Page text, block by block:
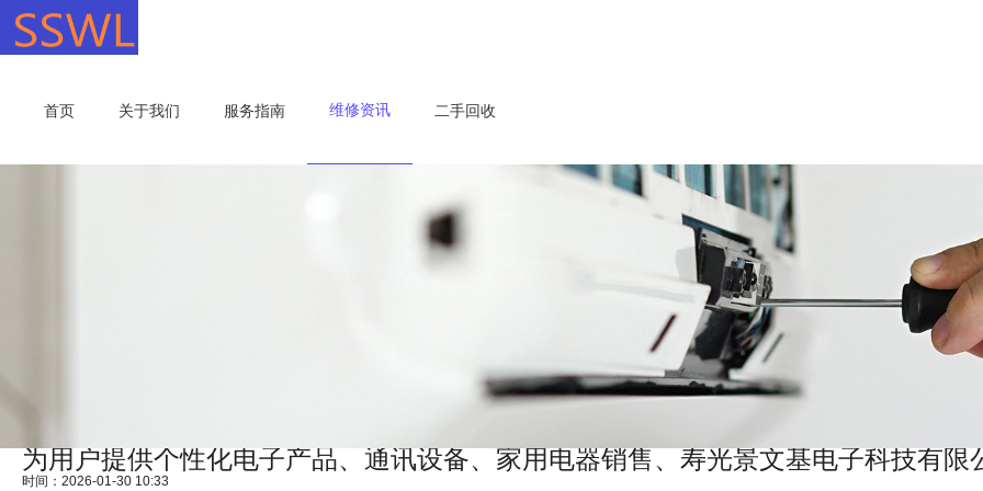
首页 关于我们 服务指南 维修资讯 二手回收
为用户提供个性化电子产品、通讯设备、家用电器销售、寿光景文基电子科技有限
时间：2026-01-30 10:33